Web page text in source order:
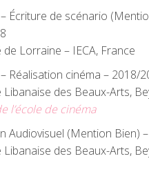
Écriture de scénario
de Lorraine – IECA, France
Réalisation cinéma – 2018/
Libanaise des Beaux-Arts,
l’école de cinéma
Audiovisuel (Mention Bien)
Libanaise des Beaux-Arts,